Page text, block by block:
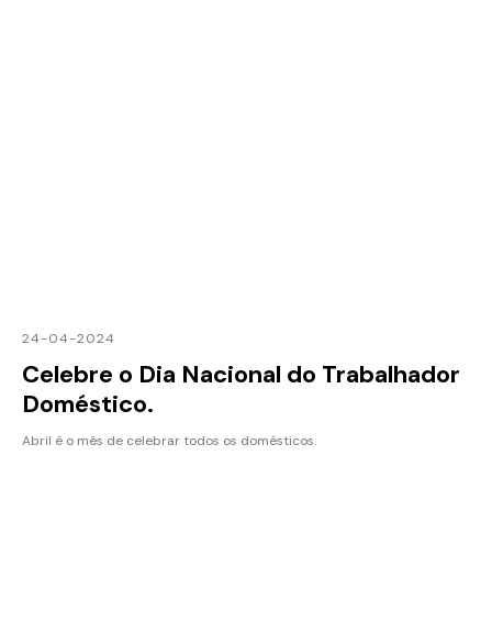
24-04-2024
Celebre o Dia Nacional do Trabalhador
Doméstico.
Abril é o mês de celebrar todos os domésticos.